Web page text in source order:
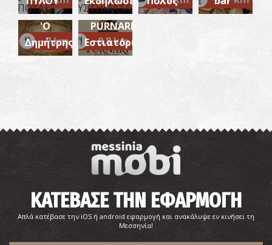
Ακτή Χρυσή Άμμος (Μάτι)
ΠΑΡΑΛΙΕΣ
Ανάκτορο του Νέστορα
ΑΡΧΑΙΟΙ ΧΡΟΝΟΙ ~8.1Km
~7 km
Ψησταριά
'Ο
Δημήτρης'
~9.8 km
PURNARI-
Εστιατόριο
ΚΑΤΕΒΑΣΕ ΤΗΝ ΕΦΑΡΜΟΓΗ
Απλά κατέβασε την iOS ή android εφαρμογή και ανακάλυψε εν κινήσει τη
Μεσσηνία!